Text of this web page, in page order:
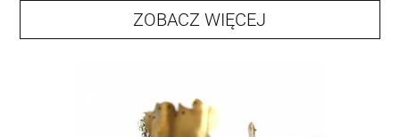
ZOBACZ WIĘCEJ